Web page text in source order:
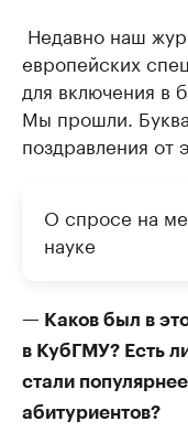
Недавно наш
европейских
для включения в
Мы прошли.
поздравления от
О спросе на
науке
— Каков был в
в КубГМУ? Есть
стали
абитуриентов?